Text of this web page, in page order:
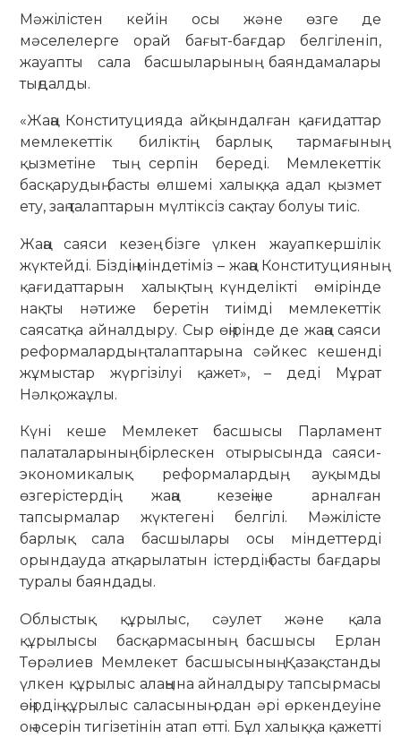
Мәжілістен кейін осы және өзге де
мәселелерге орай бағыт-бағдар белгіленіп,
жауапты сала басшыларының баяндамалары
тыңдалды.
«Жаңа Конституцияда айқындалған қағидаттар
мемлекеттік биліктің барлық тармағының
қызметіне тың серпін береді. Мемлекеттік
басқарудың басты өлшемі халыққа адал қызмет
ету, заң талаптарын мүлтіксіз сақтау болуы тиіс.
Жаңа саяси кезең бізге үлкен жауапкершілік
жүктейді. Біздің міндетіміз – жаңа Конституцияның
қағидаттарын халықтың күнделікті өмірінде
нақты нәтиже беретін тиімді мемлекеттік
саясатқа айналдыру. Сыр өңірінде де жаңа саяси
реформалардың талаптарына сәйкес кешенді
жұмыстар жүргізілуі қажет», – деді Мұрат
Нәлқожаұлы.
Күні кеше Мемлекет басшысы Парламент
палаталарының бірлескен отырысында саяси-
экономикалық реформалардың, ауқымды
өзгерістердің жаңа кезеңіне арналған
тапсырмалар жүктегені белгілі. Мәжілісте
барлық сала басшылары осы міндеттерді
орындауда атқарылатын істердің басты бағдары
туралы баяндады.
Облыстық құрылыс, сәулет және қала
құрылысы басқармасының басшысы Ерлан
Төрәлиев Мемлекет басшысының Қазақстанды
үлкен құрылыс алаңына айналдыру тапсырмасы
өңірдің құрылыс саласының одан әрі өркендеуіне
оң әсерін тигізетінін атап өтті. Бұл халыққа қажетті